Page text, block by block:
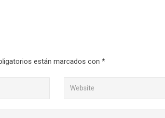
están marcados con *